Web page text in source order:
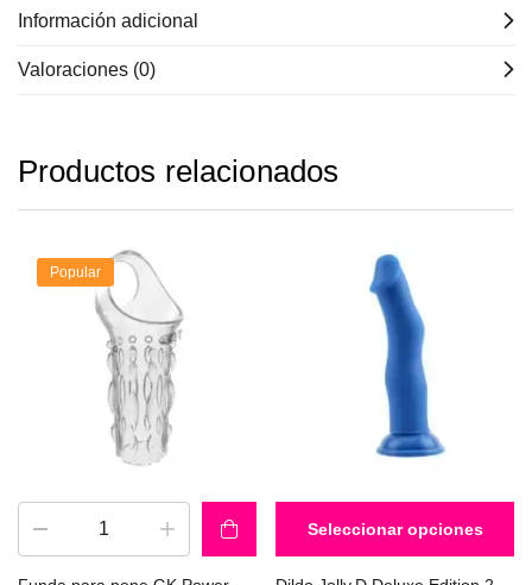
Información adicional
Valoraciones (0)
Productos relacionados
Popular
Seleccionar opciones